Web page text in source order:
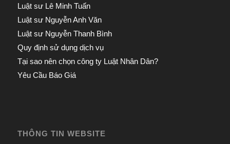
Luật sư Lê Minh Tuấn
Luật sư Nguyễn Anh Văn
Luật sư Nguyễn Thanh Bình
Quy định sử dụng dịch vụ
Tại sao nên chọn công ty Luật Nhân Dân?
Yêu Cầu Báo Giá
THÔNG TIN WEBSITE